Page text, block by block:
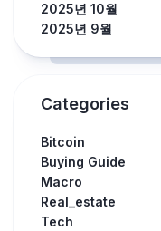
2025년 10월
2025년 9월
Categories
Bitcoin
Buying Guide
Macro
Real_estate
Tech